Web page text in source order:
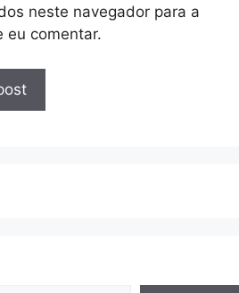
neste navegador para a
eu comentar.